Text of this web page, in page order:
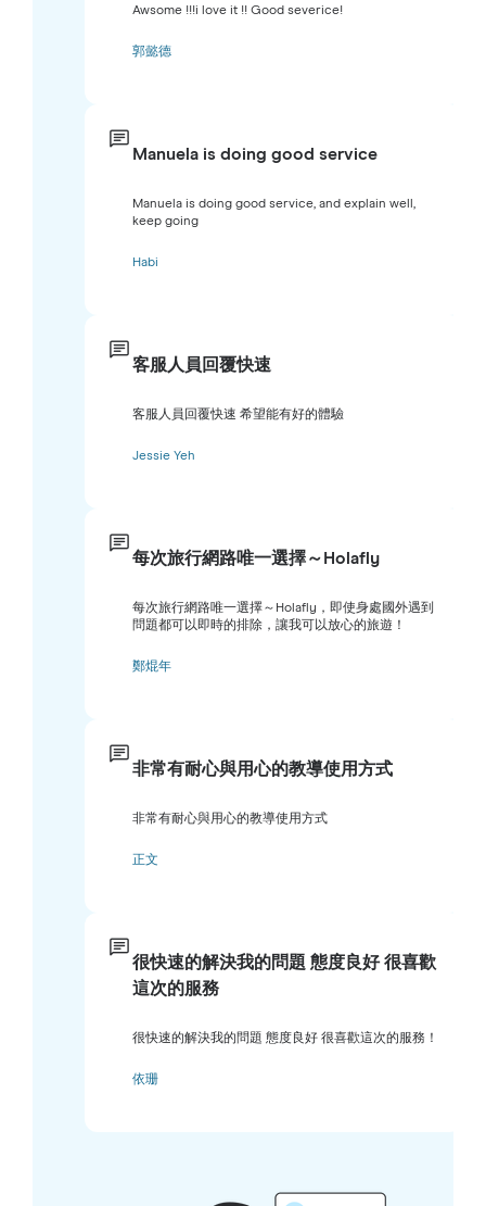
Awsome !!!i love it !! Good severice!
郭懿德
Manuela is doing good service
Manuela is doing good service, and explain well,
keep going
Habi
客服人員回覆快速
客服人員回覆快速 希望能有好的體驗
Jessie Yeh
每次旅行網路唯一選擇～Holafly
每次旅行網路唯一選擇～Holafly，即使身處國外遇到
問題都可以即時的排除，讓我可以放心的旅遊！
鄭焜年
非常有耐心與用心的教導使用方式
非常有耐心與用心的教導使用方式
正文
很快速的解決我的問題 態度良好 很喜歡
這次的服務
很快速的解決我的問題 態度良好 很喜歡這次的服務！
依珊